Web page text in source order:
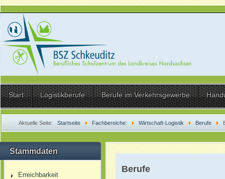
Start Logistikberufe Berufe im Verkehrsgewerbe
Aktuelle Seite: Startseite Fachbereiche: Wirtschaft-Logistik Berufe
Stammdaten
Erreichbarkeit
Berufe